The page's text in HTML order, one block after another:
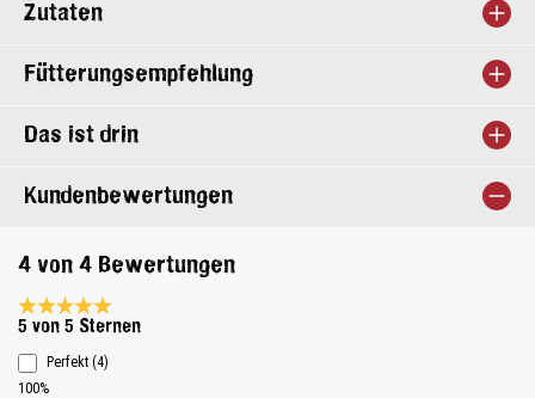
Zutaten
Fütterungsempfehlung
Das ist drin
Kundenbewertungen
4 von 4 Bewertungen
Durchschnittliche Bewertung 5 von 5 Sternen
5 von 5 Sternen
Perfekt (4)
100%